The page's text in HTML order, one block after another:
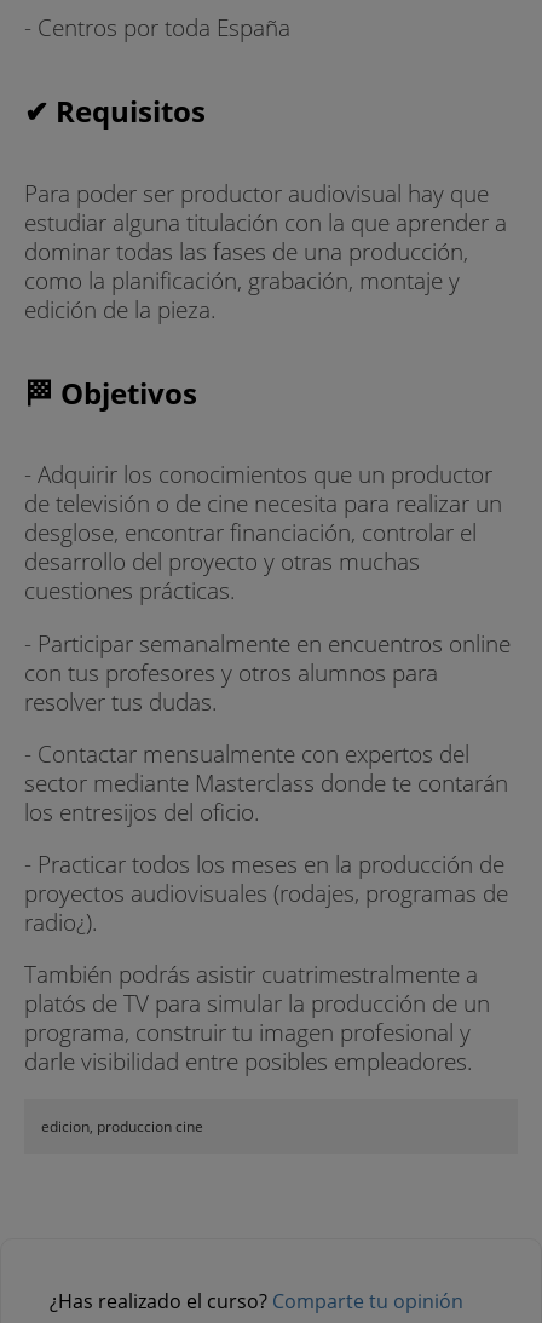
- Centros por toda España
✔ Requisitos
Para poder ser productor audiovisual hay que
estudiar alguna titulación con la que aprender a
dominar todas las fases de una producción,
como la planificación, grabación, montaje y
edición de la pieza.
🏁 Objetivos
- Adquirir los conocimientos que un productor
de televisión o de cine necesita para realizar un
desglose, encontrar financiación, controlar el
desarrollo del proyecto y otras muchas
cuestiones prácticas.
- Participar semanalmente en encuentros online
con tus profesores y otros alumnos para
resolver tus dudas.
- Contactar mensualmente con expertos del
sector mediante Masterclass donde te contarán
los entresijos del oficio.
- Practicar todos los meses en la producción de
proyectos audiovisuales (rodajes, programas de
radio¿).
También podrás asistir cuatrimestralmente a
platós de TV para simular la producción de un
programa, construir tu imagen profesional y
darle visibilidad entre posibles empleadores.
edicion, produccion cine
¿Has realizado el curso? Comparte tu opinión